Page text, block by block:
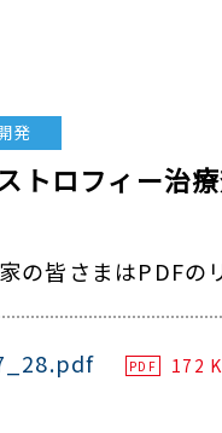
発
トロフィー治
の皆さまはPDFの
PDF 172